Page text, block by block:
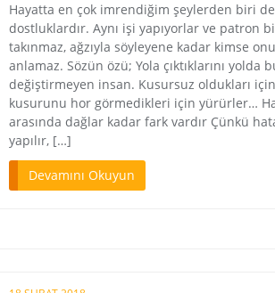
Hayatta en çok imrendiğim şeylerden biri de
dostluklardır. Aynı işi yapıyorlar ve patron
takınmaz, ağzıyla söyleyene kadar kimse
anlamaz. Sözün özü; Yola çıktıklarını yolda
değiştirmeyen insan. Kusursuz oldukları
kusurunu hor görmedikleri için yürürler…
arasında dağlar kadar fark vardır Çünkü
yapılır, […]
Devamını Okuyun